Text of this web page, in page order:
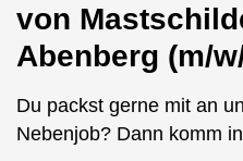
von
Abenberg (m/
Du packst gerne mit an
Nebenjob? Dann komm